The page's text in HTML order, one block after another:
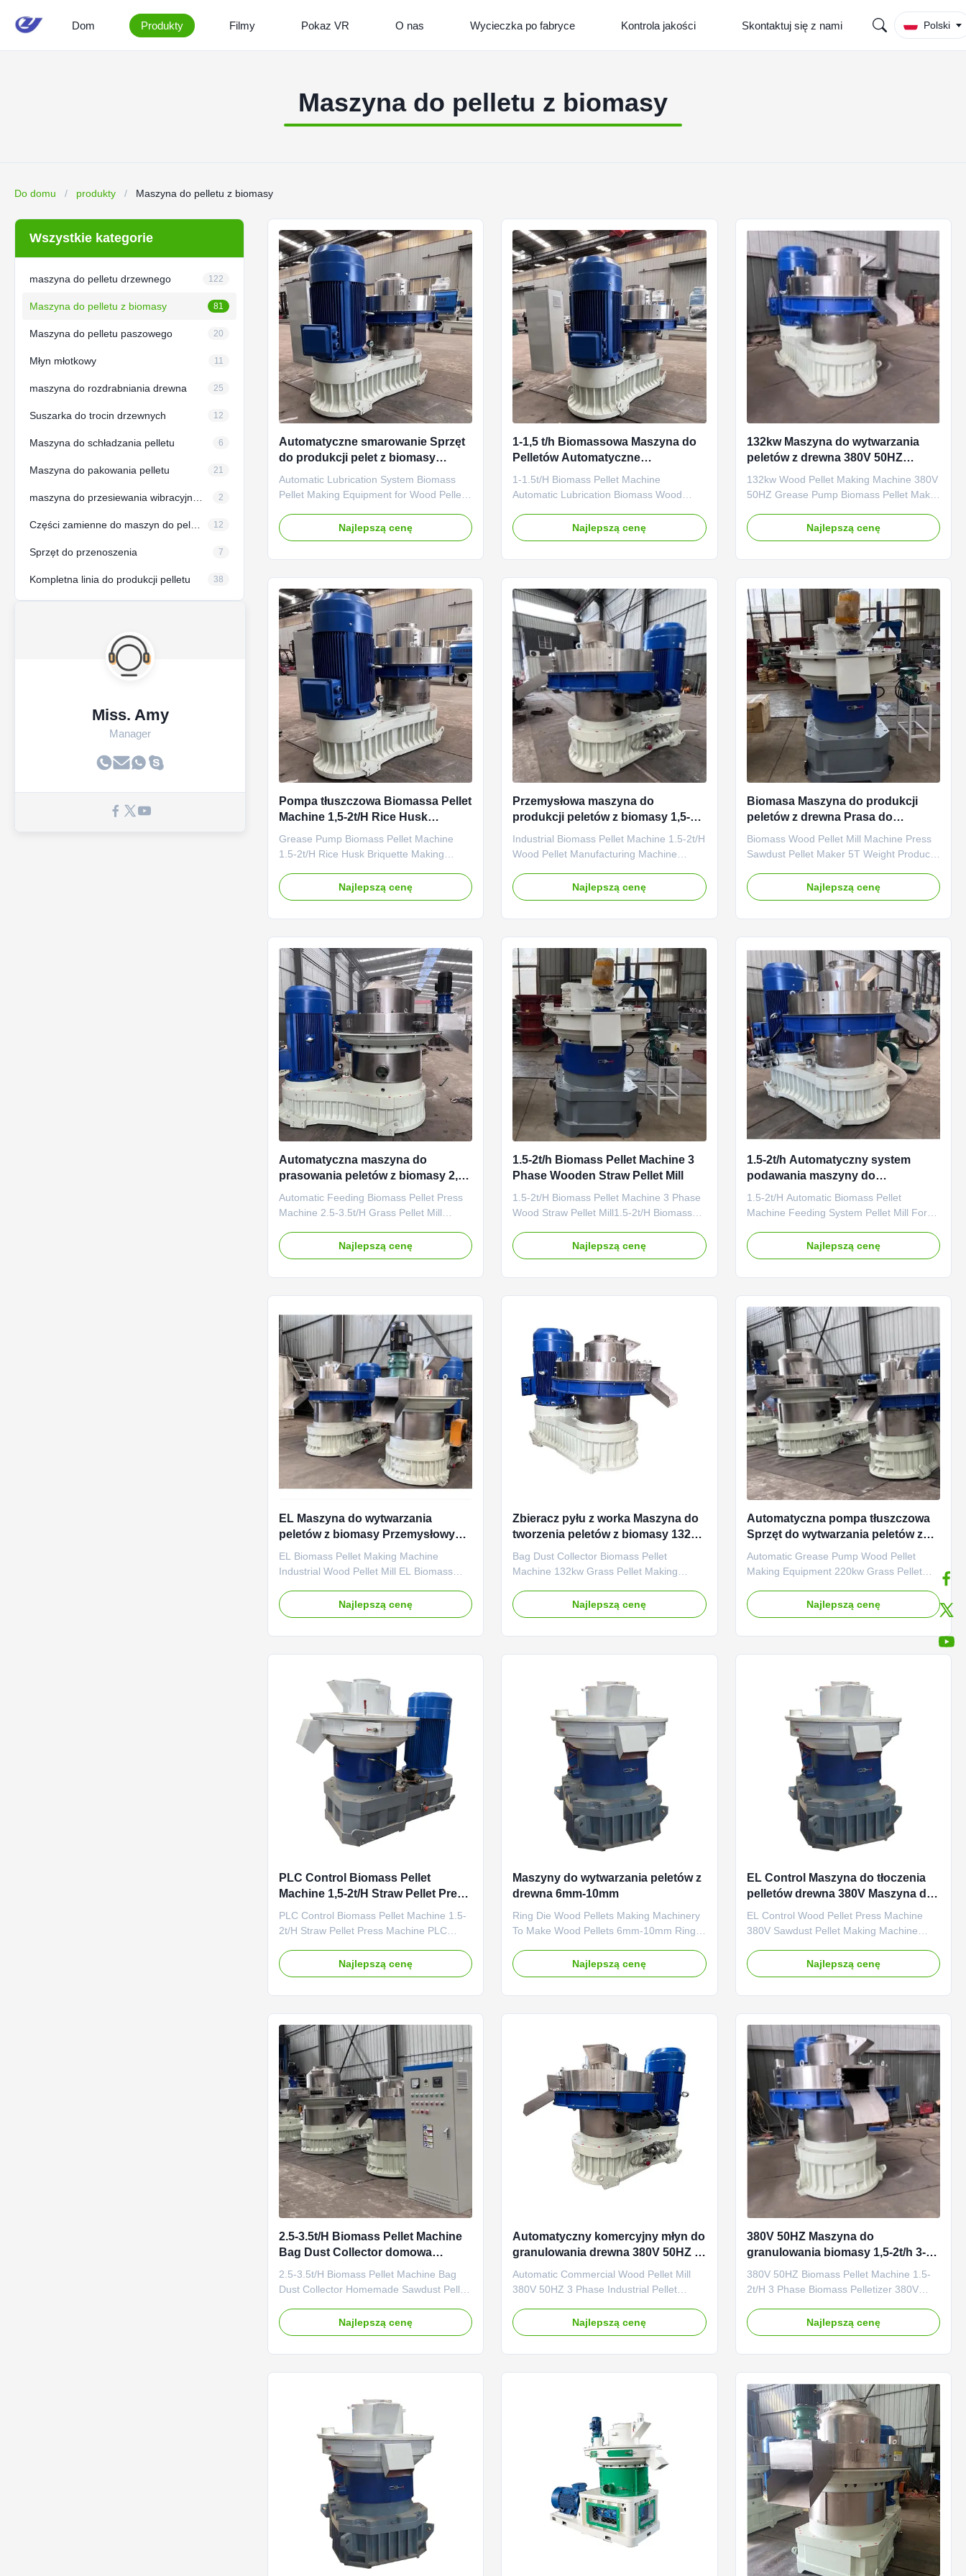
Dom Produkty Filmy Pokaz VR O nas Wycieczka po fabryce Kontrola jakości Skontaktuj się z nami Polski
Maszyna do pelletu z biomasy
Do domu / produkty / Maszyna do pelletu z biomasy
Wszystkie kategorie
maszyna do pelletu drzewnego 122
Maszyna do pelletu z biomasy 81
Maszyna do pelletu paszowego 20
Młyn młotkowy 11
maszyna do rozdrabniania drewna 25
Suszarka do trocin drzewnych 12
Maszyna do schładzania pelletu 6
Maszyna do pakowania pelletu 21
2
12
Sprzęt do przenoszenia 7
Kompletna linia do produkcji pelletu 38
Miss. Amy
Manager
Automatyczne smarowanie Sprzęt
do produkcji pelet z biomasy
Drzewo Młyn do produkcji pelet z
biomasy
Automatic Lubrication System Biomass
Pellet Making Equipment for Wood Pellets
Pellet Making Equipment for Wood Pellets
Product Description: Our Automatic
Najlepszą cenę
1-1,5 t/h Biomassowa Maszyna do
Pelletów Automatyczne
Smarowanie Biomassowa Maszyna
do Pelletów Drewna
1-1.5t/H Biomass Pellet Machine
Automatic Lubrication Biomass Wood
Machine Automatic Lubrication Biomass
Wood Pellet Machine Product Description:
...
Najlepszą cenę
132kw Maszyna do wytwarzania
peletów z drewna 380V 50HZ
Pompa tłuszczowa Biomasa Pellet
Maker
132kw Wood Pellet Making Machine 380V
50HZ Grease Pump Biomass Pellet Maker
50HZ Grease Pump Biomass Pellet Maker
Product Description: The vertical ring die
Najlepszą cenę
Pompa tłuszczowa Biomassa Pellet
Machine 1,5-2t/H Rice Husk
Briquette Making Machine
Grease Pump Biomass Pellet Machine
1.5-2t/H Rice Husk Briquette Making
Machine 1.5-2t/H Rice Husk Briquette
Making Machine Product Description: The
Najlepszą cenę
Przemysłowa maszyna do
produkcji peletów z biomasy 1,5-
2t/h Maszyna do produkcji peletów
z drewna
Industrial Biomass Pellet Machine 1.5-2t/H
Wood Pellet Manufacturing Machine
Wood Pellet Manufacturing Machine
Product Description: The vertical ring die
Najlepszą cenę
Biomasa Maszyna do produkcji
peletów z drewna Prasa do
wytwarzania peletów z pyłu
piłowego Maszyna do wytwarzania
Biomass Wood Pellet Mill Machine Press
Sawdust Pellet Maker 5T Weight Product
Machine Press Sawdust Pellet Maker 5T
Weight is a special machinery developed
Najlepszą cenę
Automatyczna maszyna do
prasowania peletów z biomasy 2,5-
3,5 t/h
Automatic Feeding Biomass Pellet Press
Machine 2.5-3.5t/H Grass Pellet Mill
Machine 2.5-3.5t/H Grass Pellet Mill
Product Description: The vertical ring die
Najlepszą cenę
1.5-2t/h Biomass Pellet Machine 3
Phase Wooden Straw Pellet Mill
1.5-2t/H Biomass Pellet Machine 3 Phase
Wood Straw Pellet Mill1.5-2t/H Biomass
Mill Product Description:Our 1.5-2t/H
Biomass Pellet Machine 3 Phase Wood
Najlepszą cenę
1.5-2t/h Automatyczny system
podawania maszyny do
granulowania biomasy Mylnik
granulowy do tartaku
1.5-2t/H Automatic Biomass Pellet
Machine Feeding System Pellet Mill For
Pellet Machine Feeding System Pellet Mill
For Sawdust Product Description: The
Najlepszą cenę
EL Maszyna do wytwarzania
peletów z biomasy Przemysłowy
młyn do wytwarzania peletów z
drewna
EL Biomass Pellet Making Machine
Industrial Wood Pellet Mill EL Biomass
Pellet Mill Product Description: The
Vertical Ring Die Pellet Machine The
Najlepszą cenę
Zbieracz pyłu z worka Maszyna do
tworzenia peletów z biomasy 132kw
Maszyna do tworzenia peletów z
trawy
Bag Dust Collector Biomass Pellet
Machine 132kw Grass Pellet Making
Pellet Machine 132kw Grass Pellet Making
Machine Product Description: The vertical
Najlepszą cenę
Automatyczna pompa tłuszczowa
Sprzęt do wytwarzania peletów z
drewna Maszyna do wytwarzania
peletów z trawy o mocy 220 kW
Automatic Grease Pump Wood Pellet
Making Equipment 220kw Grass Pellet
Pellet Making Equipment 220kw Grass
Pellet Machine Product Description: The
Najlepszą cenę
PLC Control Biomass Pellet
Machine 1,5-2t/H Straw Pellet Press
Machine
PLC Control Biomass Pellet Machine 1.5-
2t/H Straw Pellet Press Machine PLC
Straw Pellet Press Machine Product
Description: The vertical ring die pellet
Najlepszą cenę
Maszyny do wytwarzania peletów z
drewna 6mm-10mm
Ring Die Wood Pellets Making Machinery
To Make Wood Pellets 6mm-10mm Ring
Make Wood Pellets 6mm-10mm Product
Description: The vertical ring die pellet
Najlepszą cenę
EL Control Maszyna do tłoczenia
pelletów drewna 380V Maszyna do
produkcji pelletów z pyłu tartaku
EL Control Wood Pellet Press Machine
380V Sawdust Pellet Making Machine
Pellet Press Machine 380V Sawdust Pellet
Making Machine is a specialized piece of
Najlepszą cenę
2.5-3.5t/H Biomass Pellet Machine
Bag Dust Collector domowa
maszyna do granulowania pyłu
tartaku
2.5-3.5t/H Biomass Pellet Machine Bag
Dust Collector Homemade Sawdust Pellet
Machine Bag Dust Collector Homemade
Sawdust Pellet Machine Product
Najlepszą cenę
Automatyczny komercyjny młyn do
granulowania drewna 380V 50HZ 3-
fazowa maszyna do granulowania
przemysłowego
Automatic Commercial Wood Pellet Mill
380V 50HZ 3 Phase Industrial Pellet
Pellet Mill 380V 50HZ 3 Phase Industrial
Pellet Machine Product Description: Wood
Najlepszą cenę
380V 50HZ Maszyna do
granulowania biomasy 1,5-2t/h 3-
fazowy granulat biomasy
380V 50HZ Biomass Pellet Machine 1.5-
2t/H 3 Phase Biomass Pelletizer 380V
Phase Biomass Pelletizer Product
Description: This biomass pellet machine
Najlepszą cenę